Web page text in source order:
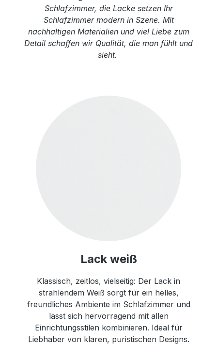
Schlafzimmer, die Lacke setzen Ihr
Schlafzimmer modern in Szene. Mit
nachhaltigen Materialien und viel Liebe zum
Detail schaffen wir Qualität, die man fühlt und
sieht.
Lack weiß
Klassisch, zeitlos, vielseitig: Der Lack in
strahlendem Weiß sorgt für ein helles,
freundliches Ambiente im Schlafzimmer und
lässt sich hervorragend mit allen
Einrichtungsstilen kombinieren. Ideal für
Liebhaber von klaren, puristischen Designs.